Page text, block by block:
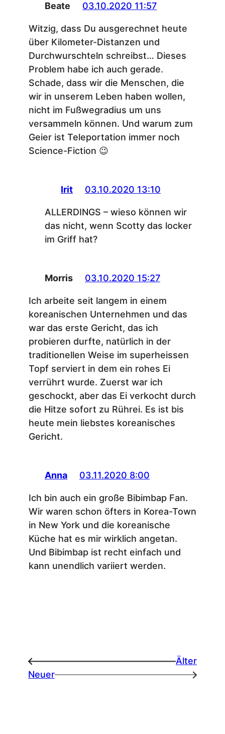
Beate 03.10.2020 11:57
Witzig, dass Du ausgerechnet heute
über Kilometer-Distanzen und
Durchwurschteln schreibst… Dieses
Problem habe ich auch gerade.
Schade, dass wir die Menschen, die
wir in unserem Leben haben wollen,
nicht im Fußwegradius um uns
versammeln können. Und warum zum
Geier ist Teleportation immer noch
Science-Fiction 😉
Irit 03.10.2020 13:10
ALLERDINGS – wieso können wir
das nicht, wenn Scotty das locker
im Griff hat?
Morris 03.10.2020 15:27
Ich arbeite seit langem in einem
koreanischen Unternehmen und das
war das erste Gericht, das ich
probieren durfte, natürlich in der
traditionellen Weise im superheissen
Topf serviert in dem ein rohes Ei
verrührt wurde. Zuerst war ich
geschockt, aber das Ei verkocht durch
die Hitze sofort zu Rührei. Es ist bis
heute mein liebstes koreanisches
Gericht.
Anna 03.11.2020 8:00
Ich bin auch ein große Bibimbap Fan.
Wir waren schon öfters in Korea-Town
in New York und die koreanische
Küche hat es mir wirklich angetan.
Und Bibimbap ist recht einfach und
kann unendlich variiert werden.
←
Älter
Neuer
→